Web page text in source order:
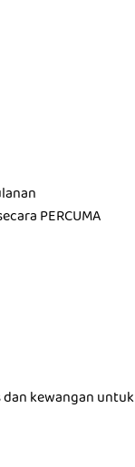
PERCUMA
dan kewangan untuk